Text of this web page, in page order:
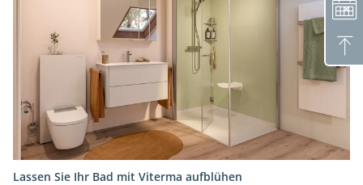
Lassen Sie Ihr Bad mit Viterma aufblühen